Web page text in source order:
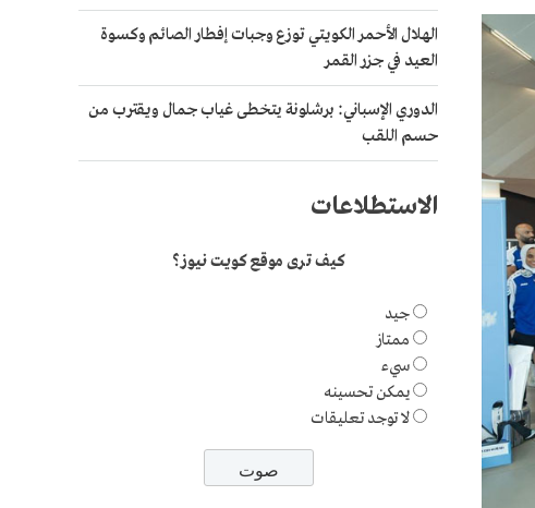
الهلال الأحمر الكويتي توزع وجبات إفطار الصائم وكسوة
العيد في جزر القمر
الدوري الإسباني: برشلونة يتخطى غياب جمال ويقترب من
حسم اللقب
الاستطلاعات
كيف ترى موقع كويت نيوز؟
جيد
ممتاز
سيء
يمكن تحسينه
لا توجد تعليقات